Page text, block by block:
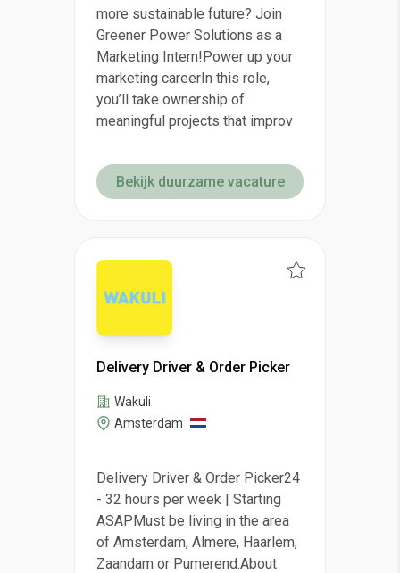
more sustainable future? Join
Greener Power Solutions as a
Marketing Intern!Power up your
marketing careerIn this role,
you’ll take ownership of
meaningful projects that improv
Bekijk duurzame vacature
Delivery Driver & Order Picker
Wakuli
Amsterdam
Delivery Driver & Order Picker24
- 32 hours per week | Starting
ASAPMust be living in the area
of Amsterdam, Almere, Haarlem,
Zaandam or Pumerend.About